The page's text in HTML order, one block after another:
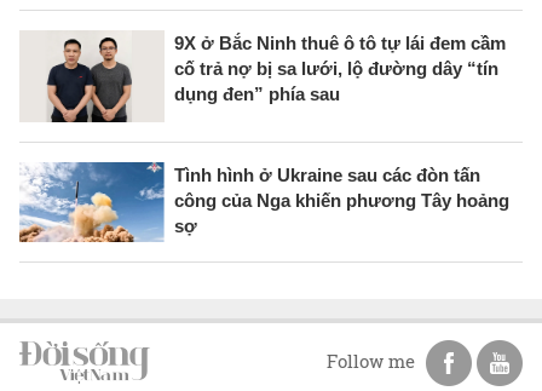
9X ở Bắc Ninh thuê ô tô tự lái đem cầm
cố trả nợ bị sa lưới, lộ đường dây “tín
dụng đen” phía sau
Tình hình ở Ukraine sau các đòn tấn
công của Nga khiến phương Tây hoảng
sợ
Follow me